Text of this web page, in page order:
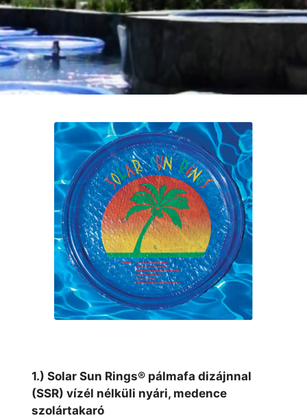
1.) Solar Sun Rings® pálmafa dizájnnal
(SSR) vízél nélküli nyári, medence
szolártakaró